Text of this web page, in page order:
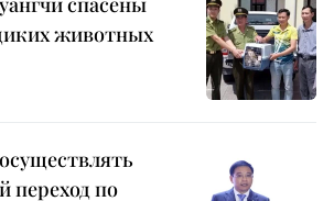
животных
переход по